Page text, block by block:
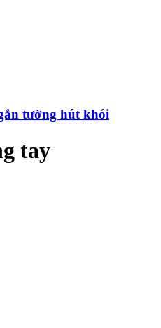
tường hút khói
tay